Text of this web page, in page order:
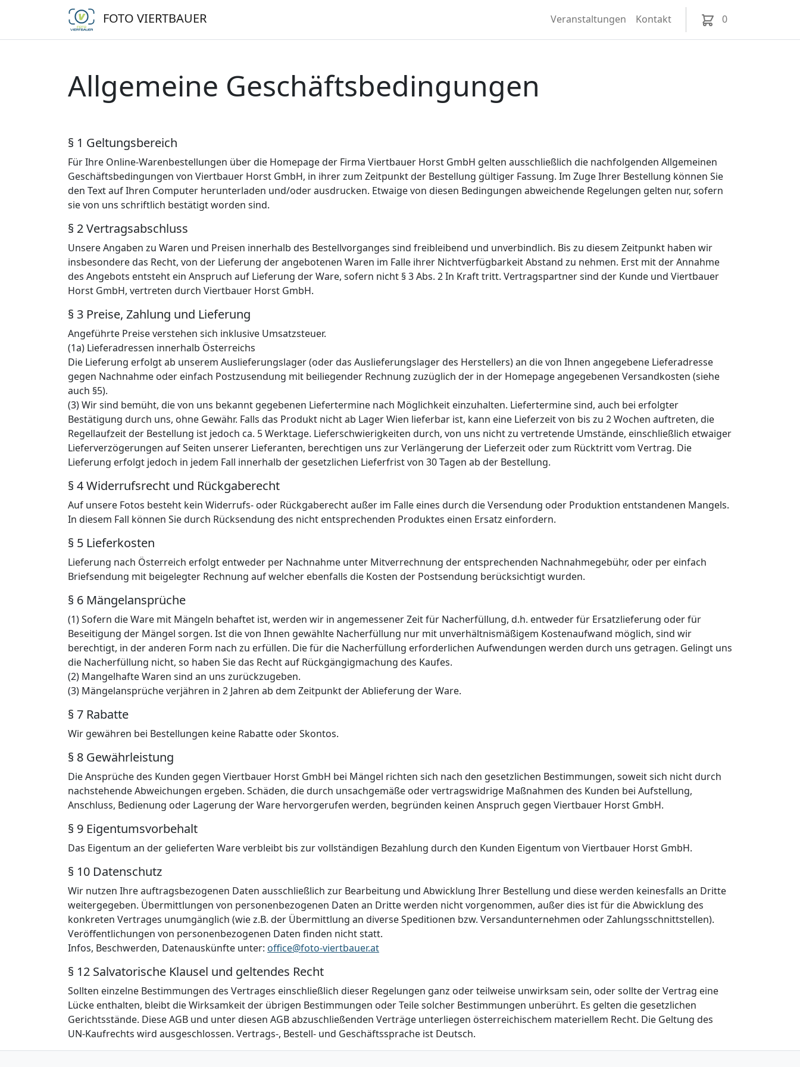
FOTO VIERTBAUER Veranstaltungen Kontakt 0
Allgemeine Geschäftsbedingungen
§ 1 Geltungsbereich
Für Ihre Online-Warenbestellungen über die Homepage der Firma Viertbauer Horst GmbH gelten ausschließlich die nachfolgenden Allgemeinen
Geschäftsbedingungen von Viertbauer Horst GmbH, in ihrer zum Zeitpunkt der Bestellung gültiger Fassung. Im Zuge Ihrer Bestellung können Sie
den Text auf Ihren Computer herunterladen und/oder ausdrucken. Etwaige von diesen Bedingungen abweichende Regelungen gelten nur, sofern
sie von uns schriftlich bestätigt worden sind.
§ 2 Vertragsabschluss
Unsere Angaben zu Waren und Preisen innerhalb des Bestellvorganges sind freibleibend und unverbindlich. Bis zu diesem Zeitpunkt haben wir
insbesondere das Recht, von der Lieferung der angebotenen Waren im Falle ihrer Nichtverfügbarkeit Abstand zu nehmen. Erst mit der Annahme
des Angebots entsteht ein Anspruch auf Lieferung der Ware, sofern nicht § 3 Abs. 2 In Kraft tritt. Vertragspartner sind der Kunde und Viertbauer
Horst GmbH, vertreten durch Viertbauer Horst GmbH.
§ 3 Preise, Zahlung und Lieferung
Angeführte Preise verstehen sich inklusive Umsatzsteuer.
(1a) Lieferadressen innerhalb Österreichs
Die Lieferung erfolgt ab unserem Auslieferungslager (oder das Auslieferungslager des Herstellers) an die von Ihnen angegebene Lieferadresse
gegen Nachnahme oder einfach Postzusendung mit beiliegender Rechnung zuzüglich der in der Homepage angegebenen Versandkosten (siehe
auch §5).
(3) Wir sind bemüht, die von uns bekannt gegebenen Liefertermine nach Möglichkeit einzuhalten. Liefertermine sind, auch bei erfolgter
Bestätigung durch uns, ohne Gewähr. Falls das Produkt nicht ab Lager Wien lieferbar ist, kann eine Lieferzeit von bis zu 2 Wochen auftreten, die
Regellaufzeit der Bestellung ist jedoch ca. 5 Werktage. Lieferschwierigkeiten durch, von uns nicht zu vertretende Umstände, einschließlich etwaiger
Lieferverzögerungen auf Seiten unserer Lieferanten, berechtigen uns zur Verlängerung der Lieferzeit oder zum Rücktritt vom Vertrag. Die
Lieferung erfolgt jedoch in jedem Fall innerhalb der gesetzlichen Lieferfrist von 30 Tagen ab der Bestellung.
§ 4 Widerrufsrecht und Rückgaberecht
Auf unsere Fotos besteht kein Widerrufs- oder Rückgaberecht außer im Falle eines durch die Versendung oder Produktion entstandenen Mangels.
In diesem Fall können Sie durch Rücksendung des nicht entsprechenden Produktes einen Ersatz einfordern.
§ 5 Lieferkosten
Lieferung nach Österreich erfolgt entweder per Nachnahme unter Mitverrechnung der entsprechenden Nachnahmegebühr, oder per einfach
Briefsendung mit beigelegter Rechnung auf welcher ebenfalls die Kosten der Postsendung berücksichtigt wurden.
§ 6 Mängelansprüche
(1) Sofern die Ware mit Mängeln behaftet ist, werden wir in angemessener Zeit für Nacherfüllung, d.h. entweder für Ersatzlieferung oder für
Beseitigung der Mängel sorgen. Ist die von Ihnen gewählte Nacherfüllung nur mit unverhältnismäßigem Kostenaufwand möglich, sind wir
berechtigt, in der anderen Form nach zu erfüllen. Die für die Nacherfüllung erforderlichen Aufwendungen werden durch uns getragen. Gelingt uns
die Nacherfüllung nicht, so haben Sie das Recht auf Rückgängigmachung des Kaufes.
(2) Mangelhafte Waren sind an uns zurückzugeben.
(3) Mängelansprüche verjähren in 2 Jahren ab dem Zeitpunkt der Ablieferung der Ware.
§ 7 Rabatte
Wir gewähren bei Bestellungen keine Rabatte oder Skontos.
§ 8 Gewährleistung
Die Ansprüche des Kunden gegen Viertbauer Horst GmbH bei Mängel richten sich nach den gesetzlichen Bestimmungen, soweit sich nicht durch
nachstehende Abweichungen ergeben. Schäden, die durch unsachgemäße oder vertragswidrige Maßnahmen des Kunden bei Aufstellung,
Anschluss, Bedienung oder Lagerung der Ware hervorgerufen werden, begründen keinen Anspruch gegen Viertbauer Horst GmbH.
§ 9 Eigentumsvorbehalt
Das Eigentum an der gelieferten Ware verbleibt bis zur vollständigen Bezahlung durch den Kunden Eigentum von Viertbauer Horst GmbH.
§ 10 Datenschutz
Wir nutzen Ihre auftragsbezogenen Daten ausschließlich zur Bearbeitung und Abwicklung Ihrer Bestellung und diese werden keinesfalls an Dritte
weitergegeben. Übermittlungen von personenbezogenen Daten an Dritte werden nicht vorgenommen, außer dies ist für die Abwicklung des
konkreten Vertrages unumgänglich (wie z.B. der Übermittlung an diverse Speditionen bzw. Versandunternehmen oder Zahlungsschnittstellen).
Veröffentlichungen von personenbezogenen Daten finden nicht statt.
Infos, Beschwerden, Datenauskünfte unter: office@foto-viertbauer.at
§ 12 Salvatorische Klausel und geltendes Recht
Sollten einzelne Bestimmungen des Vertrages einschließlich dieser Regelungen ganz oder teilweise unwirksam sein, oder sollte der Vertrag eine
Lücke enthalten, bleibt die Wirksamkeit der übrigen Bestimmungen oder Teile solcher Bestimmungen unberührt. Es gelten die gesetzlichen
Gerichtsstände. Diese AGB und unter diesen AGB abzuschließenden Verträge unterliegen österreichischem materiellem Recht. Die Geltung des
UN-Kaufrechts wird ausgeschlossen. Vertrags-, Bestell- und Geschäftssprache ist Deutsch.